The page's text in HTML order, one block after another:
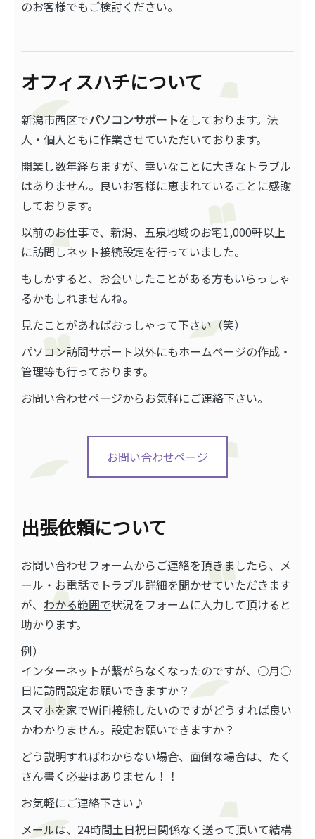
のお客様でもご検討ください。
オフィスハチについて
新潟市西区でパソコンサポートをしております。法
人・個人ともに作業させていただいております。
開業し数年経ちますが、幸いなことに大きなトラブル
はありません。良いお客様に恵まれていることに感謝
しております。
以前のお仕事で、新潟、五泉地域のお宅1,000軒以上
に訪問しネット接続設定を行っていました。
もしかすると、お会いしたことがある方もいらっしゃ
るかもしれませんね。
見たことがあればおっしゃって下さい（笑）
パソコン訪問サポート以外にもホームページの作成・
管理等も行っております。
お問い合わせページからお気軽にご連絡下さい。
お問い合わせページ
出張依頼について
お問い合わせフォームからご連絡を頂きましたら、メ
ール・お電話でトラブル詳細を聞かせていただきます
が、 わかる範囲で状況をフォームに入力して頂けると
助かります。
例）
インターネットが繋がらなくなったのですが、○月○
日に訪問設定お願いできますか？
スマホを家でWiFi接続したいのですがどうすれば良い
かわかりません。設定お願いできますか？
どう説明すればわからない場合、面倒な場合は、たく
さん書く必要はありません！！
お気軽にご連絡下さい♪
メールは、24時間土日祝日関係なく送って頂いて結構